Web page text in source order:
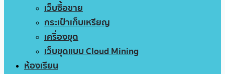
เว็บซื้อขาย
กระเป๋าเก็บเหรียญ
เครื่องขุด
เว็บขุดแบบ Cloud Mining
ห้องเรียน